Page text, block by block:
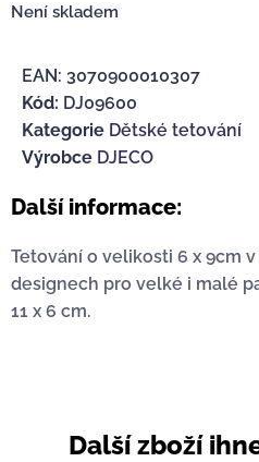
Není skladem
EAN: 3070900010307
Kód: DJ09600
Kategorie Dětské tetování
Výrobce DJECO
Další informace:
Tetování o velikosti 6 x 9cm
designech pro velké i malé
11 x 6 cm.
Další zboží